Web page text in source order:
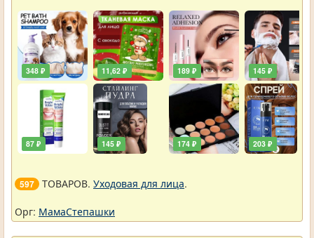
348 ₽
87 ₽
11,62 ₽
145 ₽
189 ₽
174 ₽
145 ₽
203 ₽
597 ТОВАРОВ. Уходовая для лица.
Орг: МамаСтепашки